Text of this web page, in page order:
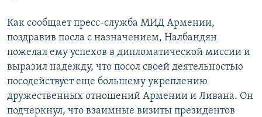
АРХИВ
Հայերեն
English
Русский
Как сообщает пресс-служба МИД Армении,
поздравив посла с назначением, Налбандян
пожелал ему успехов в дипломатической миссии и
выразил надежду, что посол своей деятельностью
посодействует еще большему укреплению
дружественных отношений Армении и Ливана. Он
подчеркнул, что взаимные визиты президентов